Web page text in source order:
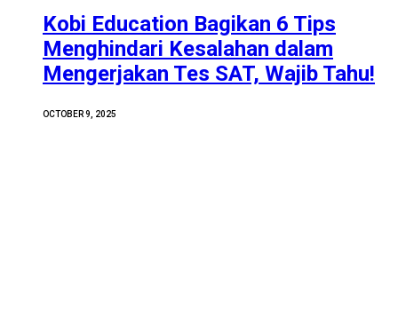
Kobi Education Bagikan 6 Tips
Menghindari Kesalahan dalam
Mengerjakan Tes SAT, Wajib Tahu!
OCTOBER 9, 2025